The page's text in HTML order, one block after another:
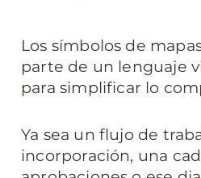
Los símbolos de
parte de un lenguaje
para simplificar lo
Ya sea un flujo de
incorporación, una